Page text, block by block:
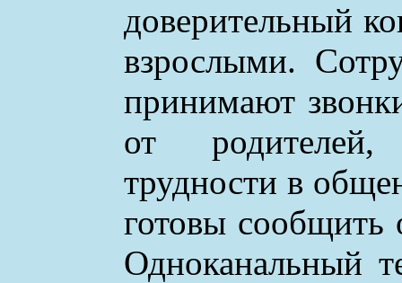
доверительный
взрослыми.
принимают
от
трудности в
готовы сообщить
Одноканальный